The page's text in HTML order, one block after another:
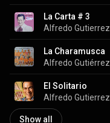
La Carta # 3
Alfredo Gutierrez
La Charamusca
El Solitario
Alfredo Gutierrez
Show all